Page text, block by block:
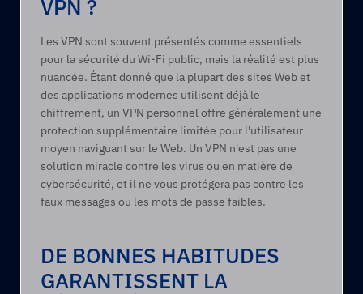
VPN ?
Les VPN sont souvent présentés comme essentiels
pour la sécurité du Wi-Fi public, mais la réalité est plus
nuancée. Étant donné que la plupart des sites Web et
des applications modernes utilisent déjà le
chiffrement, un VPN personnel offre généralement une
protection supplémentaire limitée pour l'utilisateur
moyen naviguant sur le Web. Un VPN n'est pas une
solution miracle contre les virus ou en matière de
cybersécurité, et il ne vous protégera pas contre les
faux messages ou les mots de passe faibles.
DE BONNES HABITUDES
GARANTISSENT LA